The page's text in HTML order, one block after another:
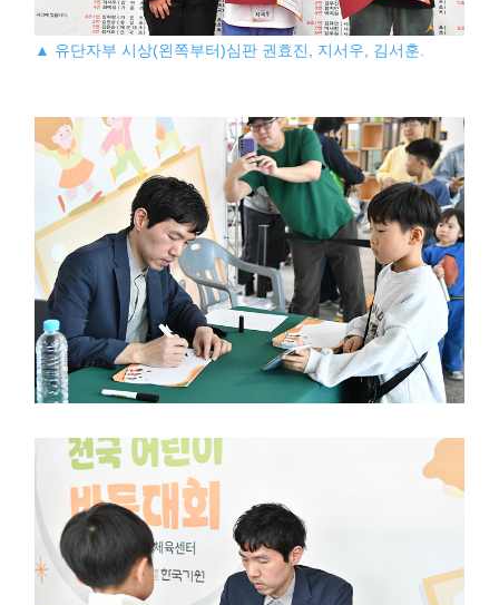
▲ 유단자부 시상(왼쪽부터)심판 권효진, 지서우, 김서훈.